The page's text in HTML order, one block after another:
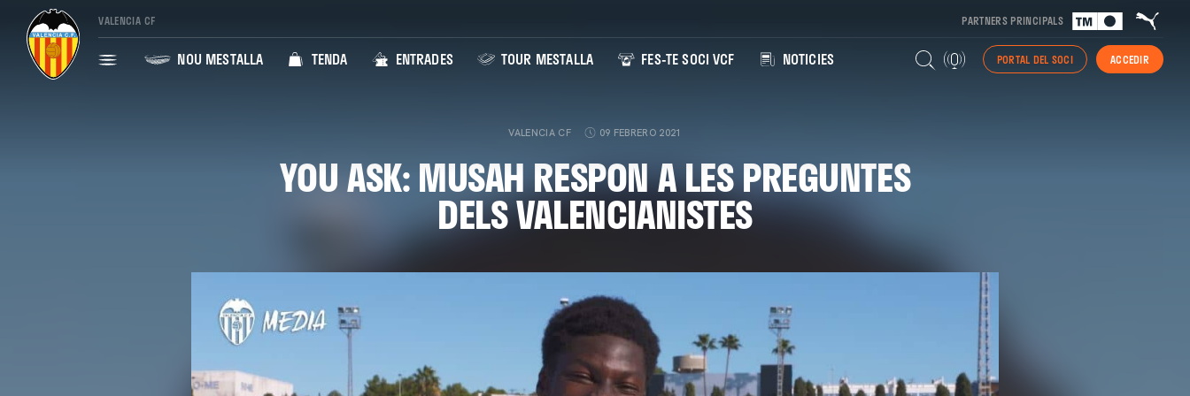
VALENCIA CF PARTNERS PRINCIPALS
NOU MESTALLA TENDA ENTRADES TOUR MESTALLA FES-TE SOCI VCF NOTICIES PORTAL DEL SOCI ACCEDIR
VALENCIA CF 09 FEBRERO 2021
YOU ASK: MUSAH RESPON A LES PREGUNTES
DELS VALENCIANISTES